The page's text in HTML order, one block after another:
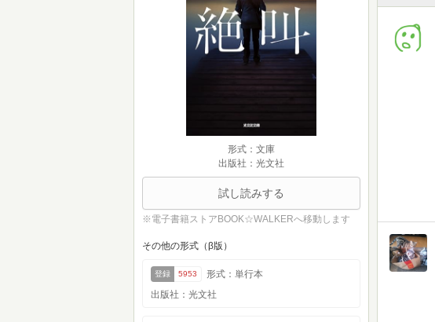
形式：文庫
出版社：光文社
試し読みする
※電子書籍ストアBOOK☆WALKERへ移動します
その他の形式（β版）
登録 5953
形式：単行本
出版社：光文社